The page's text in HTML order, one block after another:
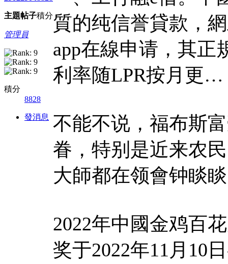
主題帖子積分
管理員
積分
8828
發消息
質的纯信誉貸款，
app在線申请，其正
利率随LPR按月更…
不能不说，福布斯
眷，特别是近来农
大師都在领會钟睒
2022年中國金鸡百
奖于2022年11月10